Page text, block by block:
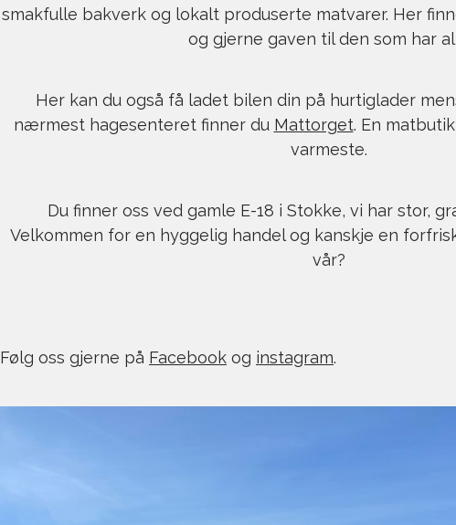
smakfulle bakverk og lokalt produserte matvarer. Her
og gjerne gaven til den som har
Her kan du også få ladet bilen din på hurtiglader
nærmest hagesenteret finner du Mattorget. En
varmeste.
Du finner oss ved gamle E-18 i Stokke, vi har stor,
Velkommen for en hyggelig handel og kanskje en
vår?
Følg oss gjerne på Facebook og instagram.